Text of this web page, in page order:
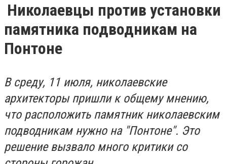
Николаевцы против установки
памятника подводникам на
Понтоне
В среду, 11 июля, николаевские
архитекторы пришли к общему мнению,
что расположить памятник николаевским
подводникам нужно на "Понтоне". Это
решение вызвало много критики со